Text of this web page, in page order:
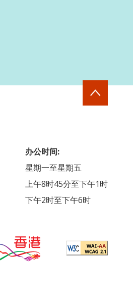
办公时间:
星期一至星期五
上午8时45分至下午1时
下午2时至下午6时